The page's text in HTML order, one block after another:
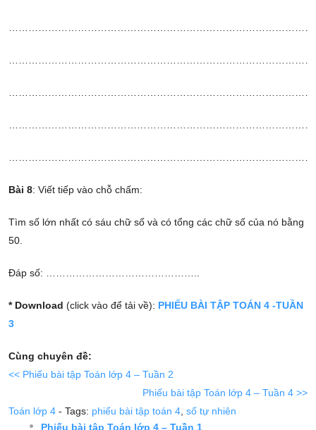
Bài 8: Viết tiếp vào chỗ chấm:
Tìm số lớn nhất có sáu chữ số và có tổng các chữ số của nó bằng
50.
Đáp số: ………………………………………..
* Download (click vào để tải về): PHIẾU BÀI TẬP TOÁN 4 -TUẦN
3
Cùng chuyên đề:
<< Phiếu bài tập Toán lớp 4 – Tuần 2
Phiếu bài tập Toán lớp 4 – Tuần 4 >>
Toán lớp 4 - Tags: phiếu bài tập toán 4 số tự nhiên
Phiếu bài tập Toán lớp 4 – Tuần 1